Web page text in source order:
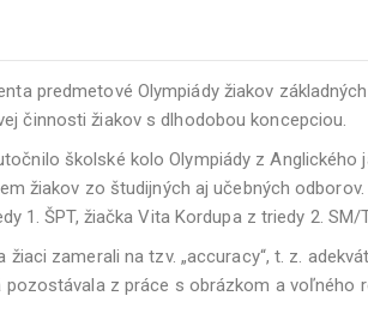
predmetové Olympiády žiakov
činnosti žiakov s dlhodobou koncepciou.
školské kolo Olympiády z
žiakov zo študijných aj učebných
1. ŠPT, žiačka Vita Kordupa z triedy 2.
zamerali na tzv. „accuracy“, t. z.
z práce s obrázkom a voľného